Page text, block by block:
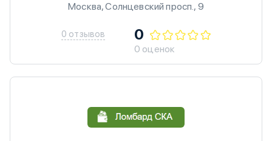
Москва, Солнцевский просп., 9
0 отзывов 0
0 оценок